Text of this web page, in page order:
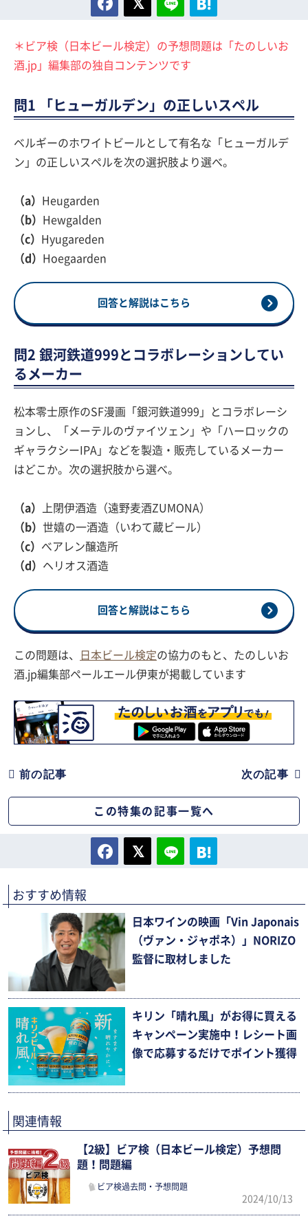
＊ビア検（日本ビール検定）の予想問題は「たのしいお
酒.jp」編集部の独自コンテンツです
問1 「ヒューガルデン」の正しいスペル
ベルギーのホワイトビールとして有名な「ヒューガルデ
ン」の正しいスペルを次の選択肢より選べ。
（a）
Heugarden
（b）
Hewgalden
（c）
Hyugareden
（d）
Hoegaarden
回答と解説はこちら
問2 銀河鉄道999とコラボレーションしてい
るメーカー
松本零士原作のSF漫画「銀河鉄道999」とコラボレーシ
ョンし、「メーテルのヴァイツェン」や「ハーロックの
ギャラクシーIPA」などを製造・販売しているメーカー
はどこか。次の選択肢から選べ。
（a）
上閉伊酒造（遠野麦酒ZUMONA）
（b） 世嬉の一酒造（いわて蔵ビール）
（c） べアレン醸造所
（d） ヘリオス酒造
回答と解説はこちら
この問題は、 日本ビール検定の協力のもと、たのしいお
酒.jp編集部ペールエール伊東が掲載しています
前の記事 次の記事
この特集の記事一覧へ
おすすめ情報
日本ワインの映画「Vin Japonais
（ヴァン・ジャポネ）」NORIZO
監督に取材しました
キリン「晴れ風」がお得に買える
キャンペーン実施中！レシート画
像で応募するだけでポイント獲得
関連情報
【2級】ビア検（日本ビール検定）予想問
題！問題編
ビア検過去問・予想問題
2024/10/13